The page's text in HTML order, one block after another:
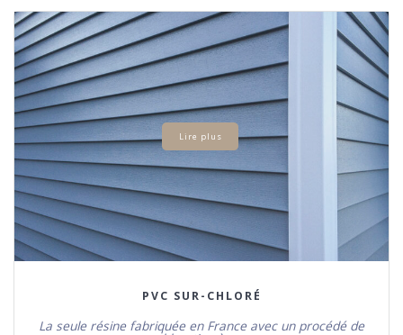
Lire plus
PVC SUR-CHLORÉ
La seule résine fabriquée en France avec un procédé de